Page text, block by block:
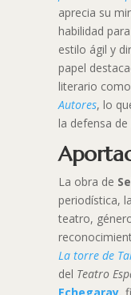
aprecia su
habilidad
estilo ágil y
papel
literario
Autores, lo
la defensa
La obra de
periodística,
teatro,
La torre de
del Teatro